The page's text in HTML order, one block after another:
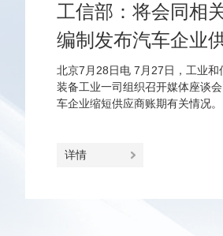
工信部：将会同相
编制发布汽车企业
支付规范指引
北京7月28日电 7月27日，工业和
装备工业一司组织召开媒体座谈
车企业缩短供应商账期有关情况。
详情